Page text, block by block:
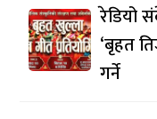
रेडियो
‘बृहत
गर्ने